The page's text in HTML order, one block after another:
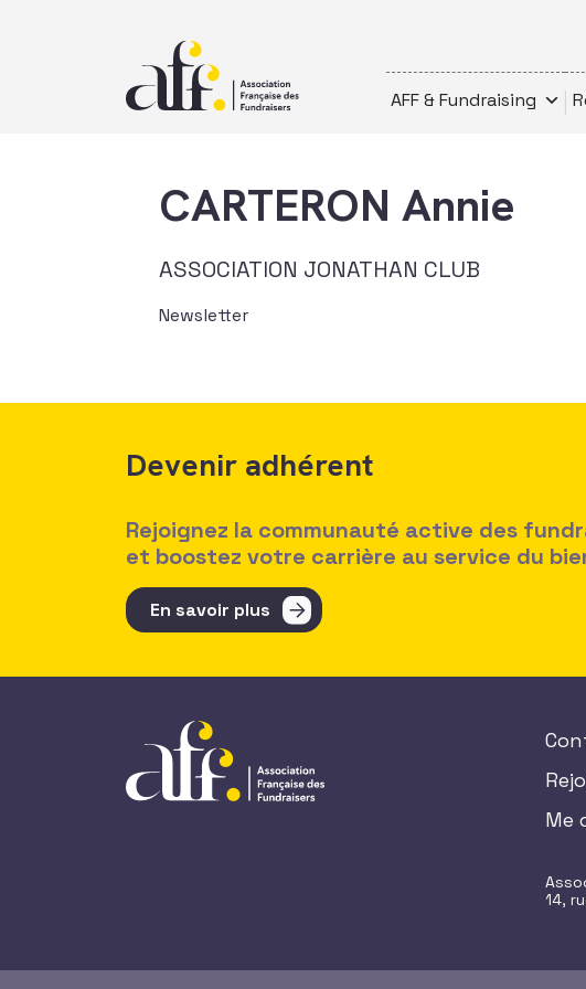
AFF & Fundraising
CARTERON Annie
ASSOCIATION JONATHAN CLUB
Newsletter
Devenir adhérent
Rejoignez la communauté active des
et boostez votre carrière au service du
En savoir plus
Me
14,